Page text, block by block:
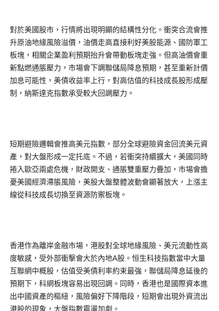
對於美國股市，行情將出現明顯的結構性分化。衝突合流會推
升原油地緣風險溢價，油價走高直接利好美股能源、國防軍工
板塊，相關企業盈利預期抬升會帶動板塊走強。但高油價會重
新點燃通脹壓力，市場會下調聯儲局降息預期，甚至重新計價
加息可能性，美債收益率上行，對高估值的科技成長股形成壓
制，納斯達克指數承受較大回調壓力。
短期避險邏輯會推高美元指數，部分全球避險資金回流美元資
產，對大盤形成一定托底。不過，若衝突持續擴大，美國同時
捲入歐亞兩處危機，財政開支、通脹雙重壓力疊加，市場會擔
憂美國經濟滯脹風險，美股大盤整體波動會顯著放大，上漲主
線從科技成長切換至資源防禦板塊。
香港作為離岸金融市場，港股對全球地緣風險、美元流動性高
度敏感，受外部衝擊會大於內地A股。恒生科技指數當中大量
互聯網中概股，估值受美債利率約束最強，聯儲局降息延後的
預期下，科網板塊容易出現回調。同時，香港也是國際資本進
出中國資產的樞紐，風險偏好下降階段，短期會出現外資流出
港股的現象，大盤指數震盪加劇。